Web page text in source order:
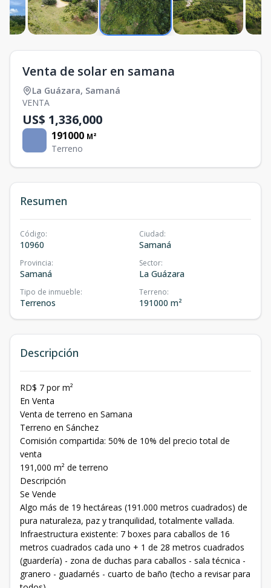
Venta de solar en samana
La Guázara, Samaná
VENTA
US$ 1,336,000
191000 M²
Terreno
Resumen
Código:
10960
Ciudad:
Samaná
Provincia:
Samaná
Sector:
La Guázara
Tipo de inmueble:
Terrenos
Terreno:
191000 m²
Descripción
RD$ 7 por m²
En Venta
Venta de terreno en Samana
Terreno en Sánchez
Comisión compartida: 50% de 10% del precio total de
venta
191,000 m² de terreno
Descripción
Se Vende
Algo más de 19 hectáreas (191.000 metros cuadrados) de
pura naturaleza, paz y tranquilidad, totalmente vallada.
Infraestructura existente: 7 boxes para caballos de 16
metros cuadrados cada uno + 1 de 28 metros cuadrados
(guardería) - zona de duchas para caballos - sala técnica -
granero - guadarnés - cuarto de baño (techo a revisar para